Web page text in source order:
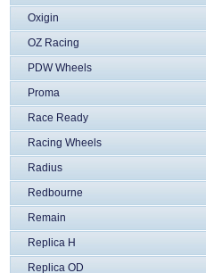
Oxigin
OZ Racing
PDW Wheels
Proma
Race Ready
Racing Wheels
Radius
Redbourne
Remain
Replica H
Replica OD